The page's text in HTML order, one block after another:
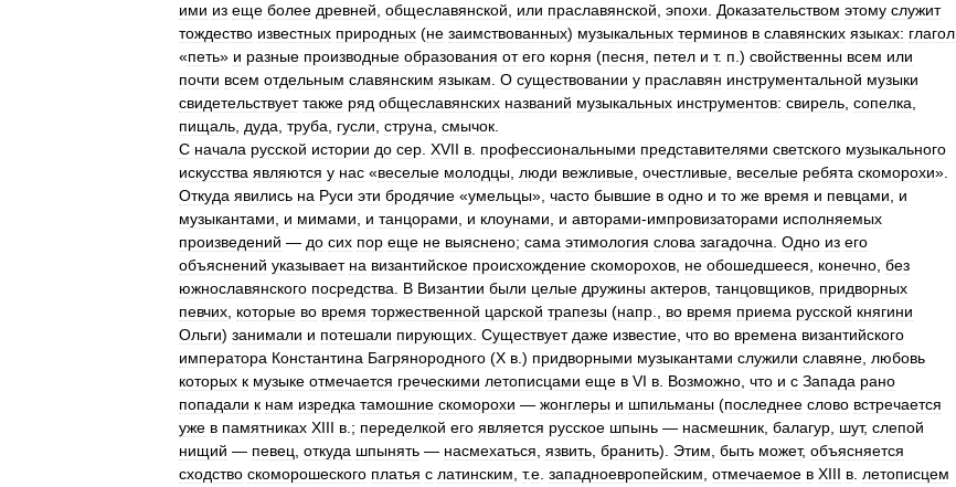
ими из еще более древней общеславянской или праславянской эпохи Доказательством этому служит
тождество известных природных (не заимствованных) музыкальных терминов в славянских языках: глагол
«петь» и разные производные образования от его корня (песня петел и т. п .) свойственны всем или
почти всем отдельным славянским языкам О существовании у праславян инструментальной музыки
свидетельствует также ряд общеславянских названий музыкальных инструментов: свирель сопелка
пищаль дуда труба гусли струна смычок
С начала русской истории до сер XVII в профессиональными представителями светского музыкального
искусства являются у нас «веселые молодцы люди вежливые очестливые веселые ребята скоморохи».
Откуда явились на Руси эти бродячие «умельцы», часто бывшие в одно и то же время и певцами
и
музыкантами
и мимами и танцорами и клоунами и авторами-импровизаторами исполняемых
произведений — до сих пор еще не выяснено; сама этимология слова загадочна Одно из его
объяснений указывает на византийское происхождение скоморохов не обошедшееся конечно без
южнославянского посредства В Византии были целые дружины актеров танцовщиков придворных
певчих которые во время торжественной царской трапезы (напр во время приема русской княгини
Ольги) занимали и потешали пирующих Существует даже известие что во времена византийского
императора Константина Багрянородного (X в .) придворными музыкантами служили славяне любовь
которых к музыке отмечается греческими летописцами еще в VI в Возможно что и с Запада рано
попадали к нам изредка тамошние скоморохи — жонглеры и шпильманы (последнее слово встречается
уже в памятниках XIII в .; переделкой его является русское шпынь — насмешник балагур шут, слепой
нищий — певец откуда шпынять — насмехаться язвить бранить). Этим быть может, объясняется
сходство скоморошеского платья с латинским т.е западноевропейским отмечаемое в XIII в летописцем